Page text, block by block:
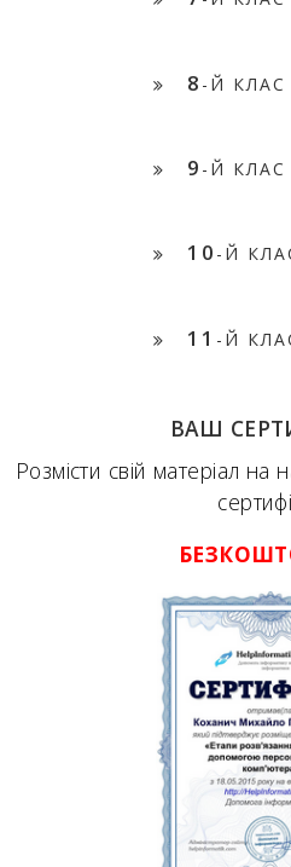
8 -Й КЛАС
9 -Й КЛАС
10 -Й
11 -Й
ВАШ
Розмісти свій матеріал на